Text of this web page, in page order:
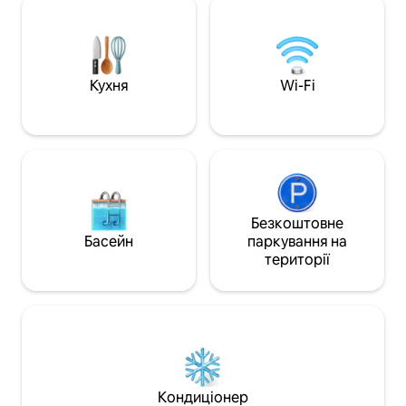
Приголомшлива світла та простора
квартира. 400 метрів ходьби до пляжу
Террігал та центру міста Террігал.
Простора головна спальня з великою
з ванною кімнатою та канальним
обладнана кухня з вітальнею відкритої
плани, що виходить на великий
балкон з чудовим видом на океан і
зручною лаунж-зоною на відкритому
Розумні інтернет-телевізори у вітальні
та спальнях. Foxtel & Netflix. Окремий
гостьовий (3-й) ванна кімната /кімната
узбережних
місцевих
Забронюйте
Кухня Wi-Fi
Басейн
Безкоштовне
паркування на
території
Кондиціонер